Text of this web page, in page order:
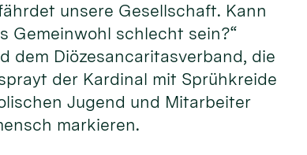
unsere Gesellschaft. Kann
Gemeinwohl schlecht sein?“
dem Diözesancaritasverband, die
der Kardinal mit Sprühkreide
Jugend und Mitarbeiter
markieren.